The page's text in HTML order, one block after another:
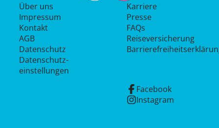
Über uns
Impressum
Kontakt
AGB
Datenschutz
Datenschutz­
einstellungen
Karriere
Presse
FAQs
Reiseversicherung
Facebook
Instagram